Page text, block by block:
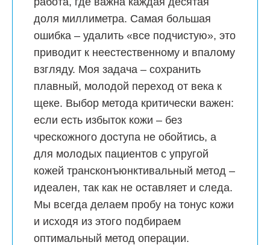
доля миллиметра. Самая большая
ошибка – удалить «все подчистую», это
приводит к неестественному и впалому
взгляду. Моя задача – сохранить
плавный, молодой переход от века к
щеке. Выбор метода критически важен:
если есть избыток кожи – без
чрескожного доступа не обойтись, а
для молодых пациентов с упругой
кожей трансконъюнктивальный метод –
идеален, так как не оставляет и следа.
Мы всегда делаем пробу на тонус кожи
и исходя из этого подбираем
оптимальный метод операции.